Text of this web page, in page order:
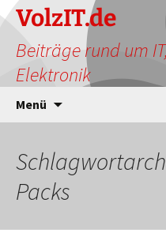
Zum
Inhalt
springen
VolzIT.de
Beiträge rund um
Elektronik
Menü
Packs